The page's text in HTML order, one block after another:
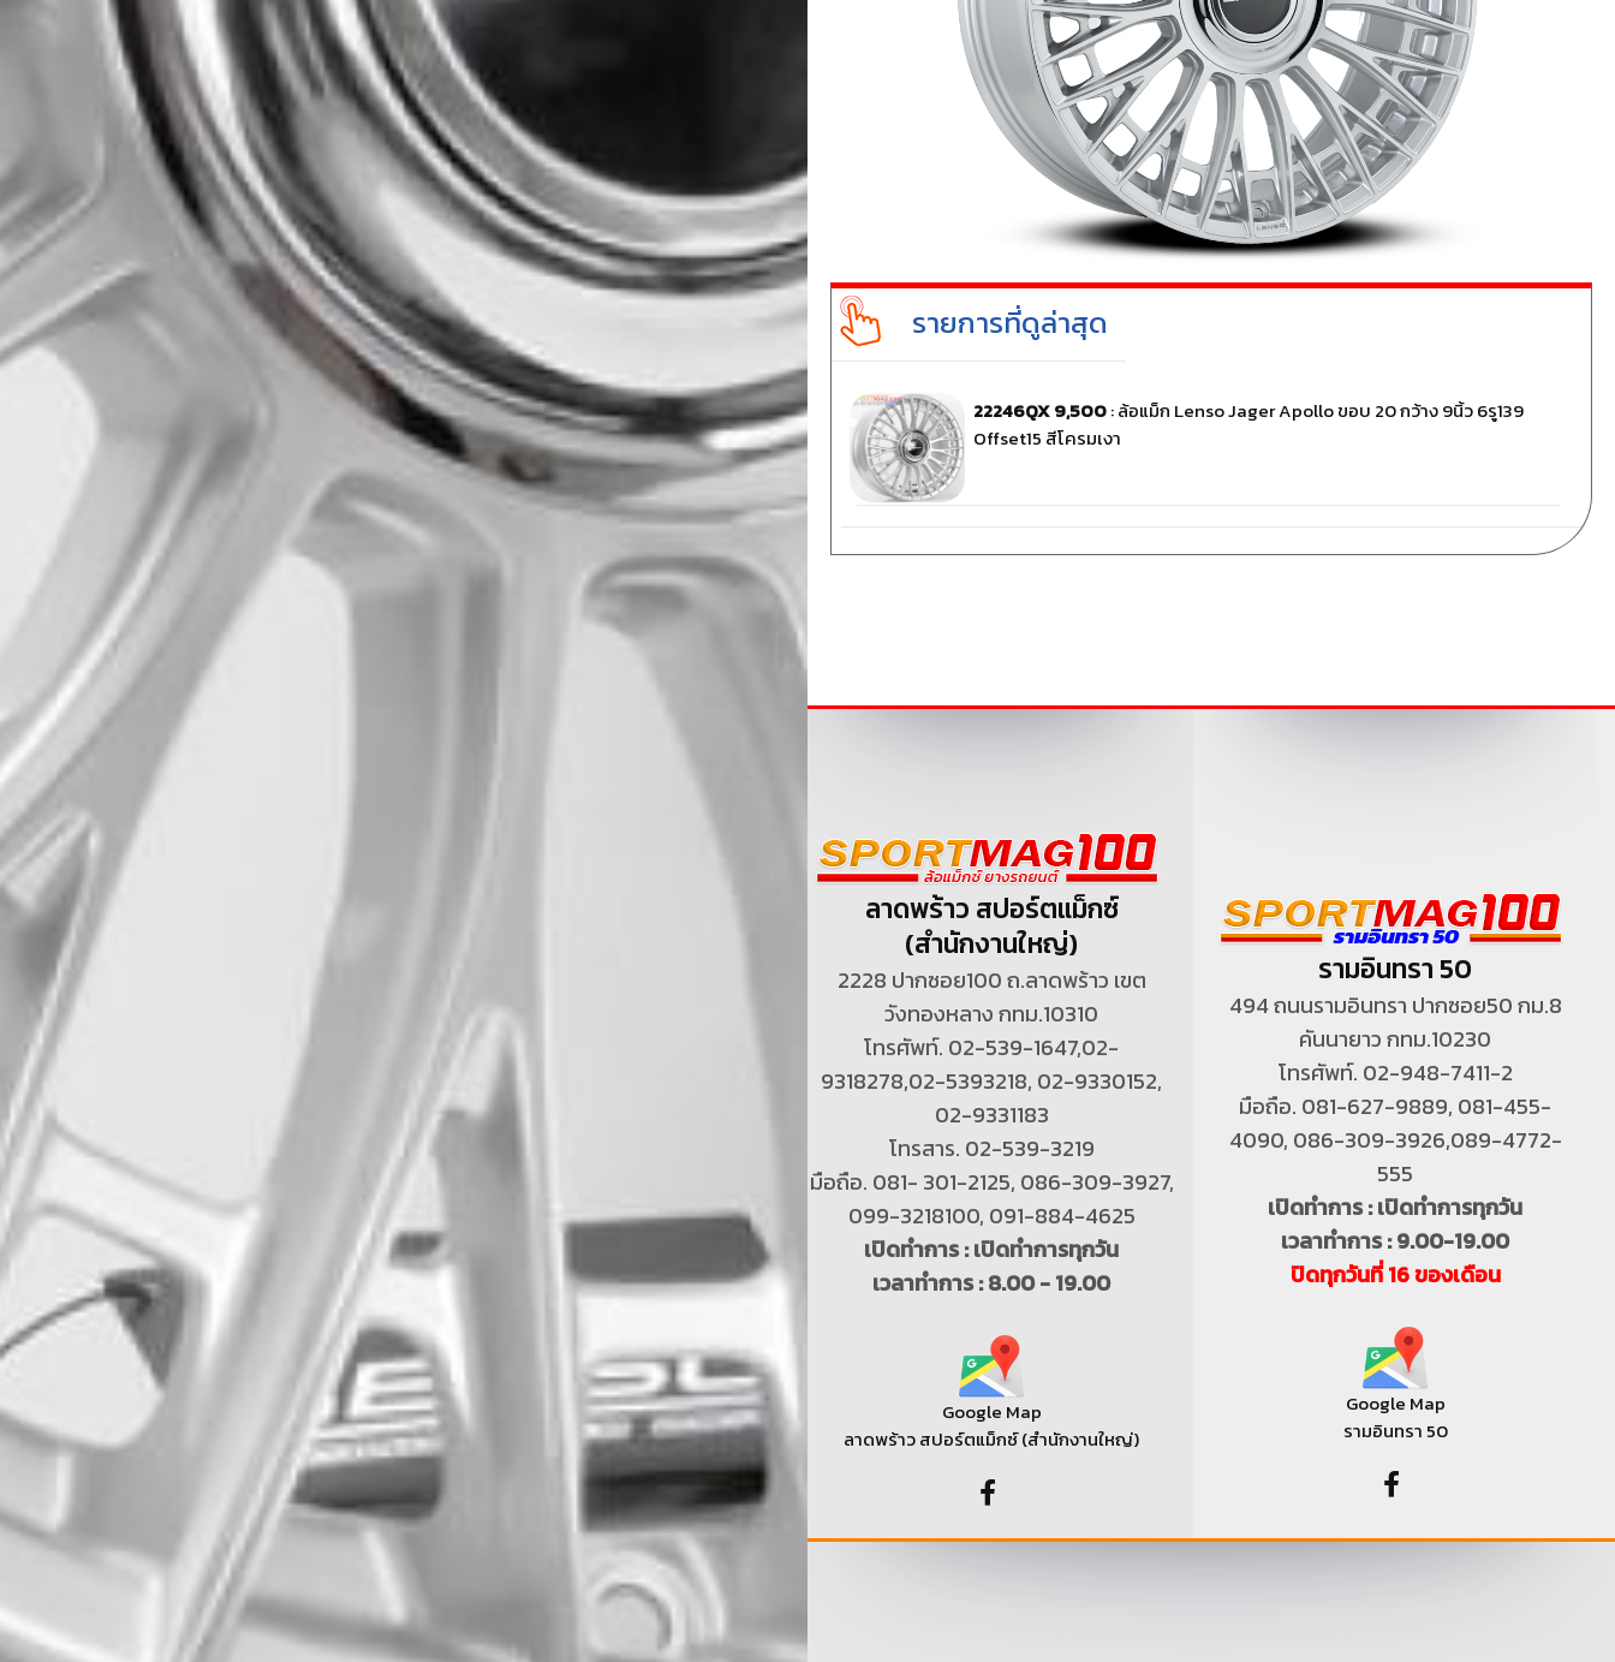
รายการที่ดูล่าสุด
22246QX 9,500: ล้อแม็ก Lenso Jager Apollo ขอบ 20 กว้าง 9นิ้ว 6รู139
Offset15 สีโครมเงา
ลาดพร้าว สปอร์ตแม็กซ์
(สำนักงานใหญ่)
2228 ปากซอย100 ถ.ลาดพร้าว เขต
วังทองหลาง กทม.10310
โทรศัพท์. 02-539-1647,02-
9318278,02-5393218, 02-9330152,
02-9331183
โทรสาร. 02-539-3219
มือถือ. 081- 301-2125, 086-309-3927,
099-3218100, 091-884-4625
เปิดทำการ : เปิดทำการทุกวัน
เวลาทำการ : 8.00 - 19.00
Google Map
ลาดพร้าว สปอร์ตแม็กซ์ (สำนักงานใหญ่)
รามอินทรา 50
494 ถนนรามอินทรา ปากซอย50 กม.8
คันนายาว กทม.10230
โทรศัพท์. 02-948-7411-2
มือถือ. 081-627-9889, 081-455-
4090, 086-309-3926,089-4772-
555
เปิดทำการ : เปิดทำการทุกวัน
เวลาทำการ : 9.00-19.00
ปิดทุกวันที่ 16 ของเดือน
Google Map
รามอินทรา 50